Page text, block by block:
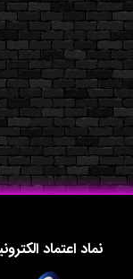
نماد اعتماد